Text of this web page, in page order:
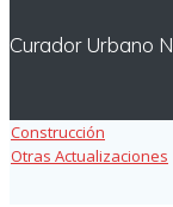
Curador Urbano
Construcción
Otras Actualizaciones